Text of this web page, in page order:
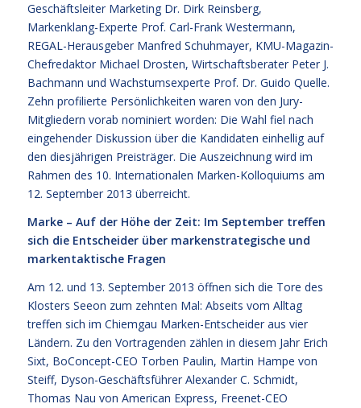
Geschäftsleiter Marketing Dr. Dirk Reinsberg,
Markenklang-Experte Prof. Carl-Frank Westermann,
REGAL-Herausgeber Manfred Schuhmayer, KMU-Magazin-
Chefredaktor Michael Drosten, Wirtschaftsberater Peter J.
Bachmann und Wachstumsexperte Prof. Dr. Guido Quelle.
Zehn profilierte Persönlichkeiten waren von den Jury-
Mitgliedern vorab nominiert worden: Die Wahl fiel nach
eingehender Diskussion über die Kandidaten einhellig auf
den diesjährigen Preisträger. Die Auszeichnung wird im
Rahmen des 10. Internationalen Marken-Kolloquiums am
12. September 2013 überreicht.
Marke – Auf der Höhe der Zeit: Im September treffen
sich die Entscheider über markenstrategische und
markentaktische Fragen
Am 12. und 13. September 2013 öffnen sich die Tore des
Klosters Seeon zum zehnten Mal: Abseits vom Alltag
treffen sich im Chiemgau Marken-Entscheider aus vier
Ländern. Zu den Vortragenden zählen in diesem Jahr Erich
Sixt, BoConcept-CEO Torben Paulin, Martin Hampe von
Steiff, Dyson-Geschäftsführer Alexander C. Schmidt,
Thomas Nau von American Express, Freenet-CEO